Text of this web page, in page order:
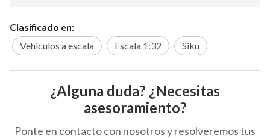
Clasificado en:
Vehiculos a escala
Escala 1:32 Siku
¿Alguna duda? ¿Necesitas
asesoramiento?
Ponte en contacto con nosotros y resolveremos tus